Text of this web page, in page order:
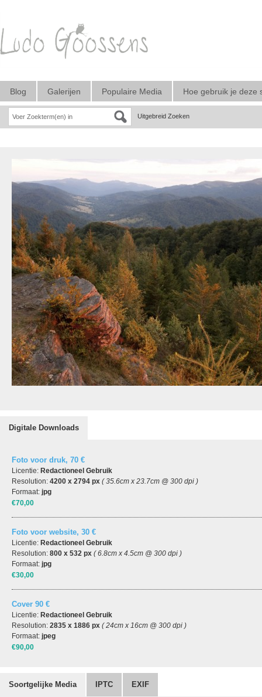
Blog Galerijen Populaire Media Hoe gebruik je deze
Uitgebreid Zoeken
Digitale Downloads
Foto voor druk, 70 €
Licentie: Redactioneel Gebruik
Resolution: 4200 x 2794 px ( 35.6cm x 23.7cm @ 300 dpi )
Formaat: jpg
€70,00
Foto voor website, 30 €
Licentie: Redactioneel Gebruik
Resolution: 800 x 532 px ( 6.8cm x 4.5cm @ 300 dpi )
Formaat: jpg
€30,00
Cover 90 €
Licentie: Redactioneel Gebruik
Resolution: 2835 x 1886 px ( 24cm x 16cm @ 300 dpi )
Formaat: jpeg
€90,00
Soortgelijke Media IPTC EXIF